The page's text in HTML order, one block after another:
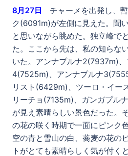
8月27日 チャーメを出発し、
ク(6091m)が左側に見えた。聞
と思いながら眺めた。独立峰で
た。ここから先は、私の知らな
いた。アンナプルナ2(7937m)
4(7525m)、アンナプルナ
リスト(6429m)、ツーロ・イー
リーチョ(7135m)、ガンガプル
が見え素晴らしい景色だった。
の花の咲く時期で一面にピンク
空の青と雪山の白、蕎麦の花の
トがとても素晴らしく気が付く